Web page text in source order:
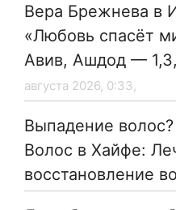
Вера Брежнева в
«Любовь спасёт
Авив, Ашдод —
августа 2026, 0:33,
Выпадение
Волос в Хайфе:
восстановление